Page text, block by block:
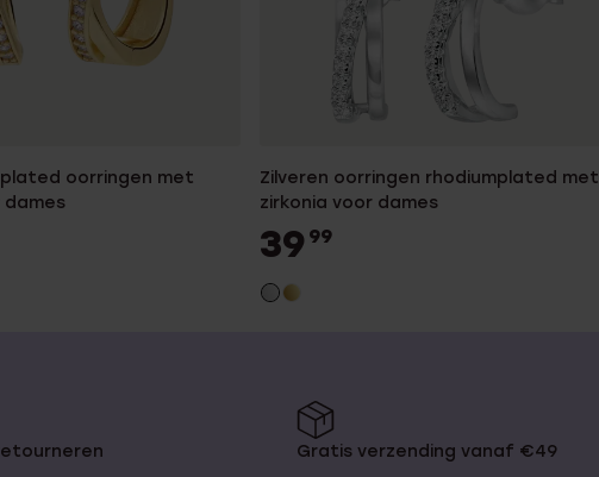
oorringen met
dames
Zilveren oorringen rhodiumplated met
zirkonia voor dames
39 99
Gratis verzending vanaf €49